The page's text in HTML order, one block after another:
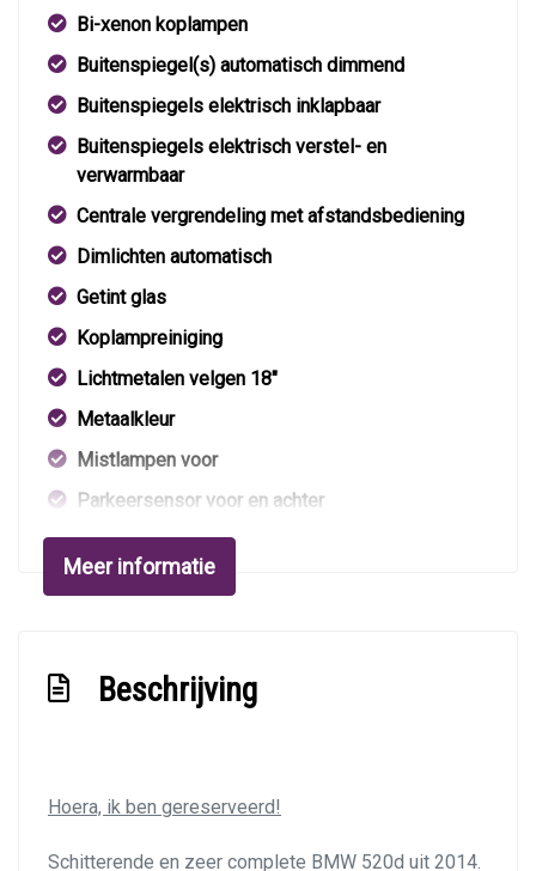
Bi-xenon koplampen
Buitenspiegel(s) automatisch dimmend
Buitenspiegels elektrisch inklapbaar
Buitenspiegels elektrisch verstel- en
verwarmbaar
Centrale vergrendeling met afstandsbediening
Dimlichten automatisch
Getint glas
Koplampreiniging
Lichtmetalen velgen 18"
Metaalkleur
Mistlampen voor
Parkeersensor voor en achter
Ruitensproeiers/wisserbladen verwarmbaar
Interieur
Armsteun achter
Comfortstoelen met elektr. verstelling en
Meer informatie
Beschrijving
Hoera, ik ben gereserveerd!
Schitterende en zeer complete BMW 520d uit 2014.